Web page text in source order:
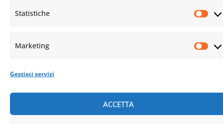
Statistiche
Marketing
Gestisci servizi
ACCETTA